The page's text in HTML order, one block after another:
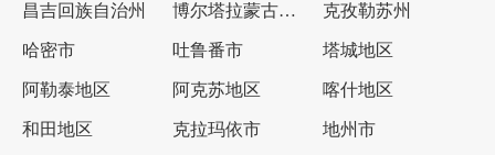
昌吉回族自治州 博尔塔拉蒙古自治州 克孜勒苏州
哈密市 吐鲁番市 塔城地区
阿勒泰地区 阿克苏地区 喀什地区
和田地区 克拉玛依市 地州市